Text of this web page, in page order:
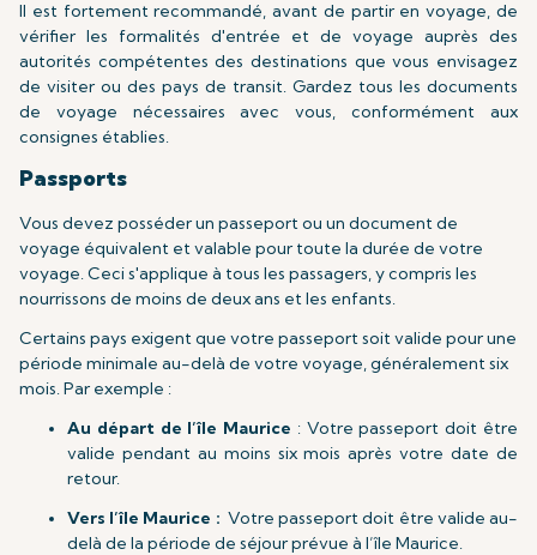
Il est fortement recommandé, avant de partir en voyage, de
vérifier les formalités d'entrée et de voyage auprès des
autorités compétentes des destinations que vous envisagez
de visiter ou des pays de transit. Gardez tous les documents
de voyage nécessaires avec vous, conformément aux
consignes établies.
Passports
Vous devez posséder un passeport ou un document de
voyage équivalent et valable pour toute la durée de votre
voyage. Ceci s'applique à tous les passagers, y compris les
nourrissons de moins de deux ans et les enfants.
Certains pays exigent que votre passeport soit valide pour une
période minimale au-delà de votre voyage, généralement six
mois. Par exemple :
Au départ de l’île Maurice : Votre passeport doit être
valide pendant au moins six mois après votre date de
retour.
Vers l’île Maurice : Votre passeport doit être valide au-
delà de la période de séjour prévue à l’île Maurice.